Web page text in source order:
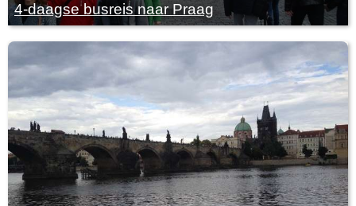
4-daagse busreis naar Praag